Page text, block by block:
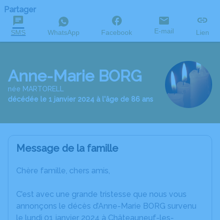
Partager
SMS WhatsApp Facebook E-mail Lien
Anne-Marie BORG
née MARTORELL
décédée le 1 janvier 2024 à l'âge de 86 ans
Message de la famille
Chère famille, chers amis,
C’est avec une grande tristesse que nous vous
annonçons le décès d’Anne-Marie BORG survenu
le lundi 01 janvier 2024 à Châteauneuf-les-